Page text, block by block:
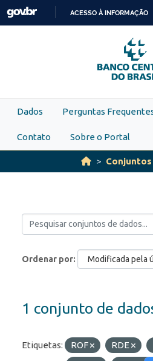
Skip to main content
PARA
O
ACESSO À INFORMAÇÃO
Dados Perguntas
Contato Sobre o Portal
Ordenar por
1 conjunto de
Etiquetas: ROF RDE